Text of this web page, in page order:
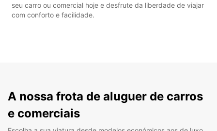
seu carro ou comercial hoje e desfrute da liberdade de viajar
com conforto e facilidade.
A nossa frota de aluguer de carros
e comerciais